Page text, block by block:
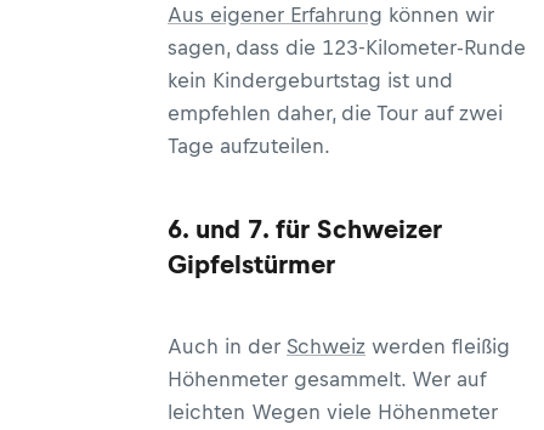
Aus eigener Erfahrung können wir
sagen, dass die 123-Kilometer-Runde
kein Kindergeburtstag ist und
empfehlen daher, die Tour auf zwei
Tage aufzuteilen.
6. und 7. für Schweizer
Gipfelstürmer
Auch in der Schweiz werden fleißig
Höhenmeter gesammelt. Wer auf
leichten Wegen viele Höhenmeter